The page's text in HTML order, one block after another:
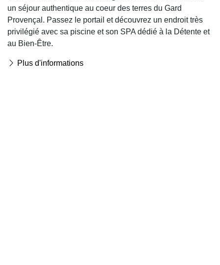
un séjour authentique au coeur des terres du Gard
Provençal. Passez le portail et découvrez un endroit très
privilégié avec sa piscine et son SPA dédié à la Détente et
au Bien-Être.
Plus d'informations